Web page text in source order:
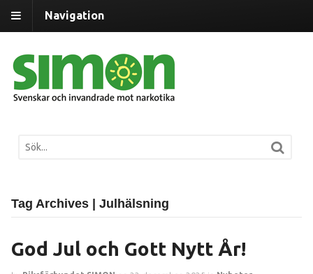
Navigation
Tag Archives | Julhälsning
God Jul och Gott Nytt År!